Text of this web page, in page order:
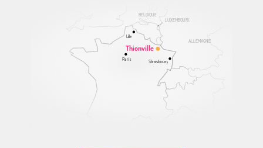
ALLEMAGNE
BELGIQUE
LUXEMBOURG
Thionville
Lille
Paris Strasbourg